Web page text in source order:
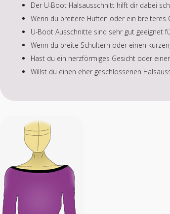
Der U-Boot Halsausschnitt hilft dir dabei
Wenn du breitere Hüften oder ein breiteres
U-Boot Ausschnitte sind sehr gut geeignet
Wenn du breite Schultern oder einen
Hast du ein herzförmiges Gesicht oder
Willst du einen eher geschlossenen